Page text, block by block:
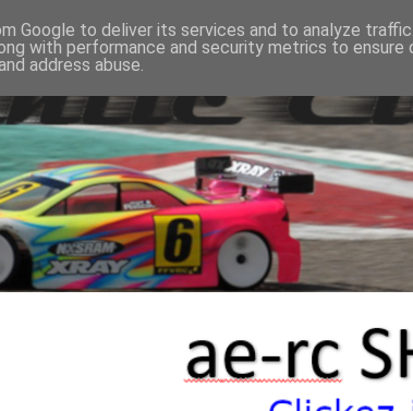
Google to deliver its services and to analyze
with performance and security metrics to
address abuse.